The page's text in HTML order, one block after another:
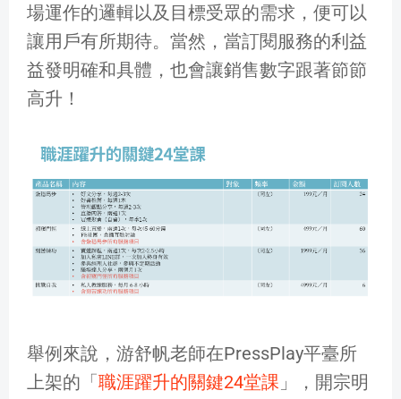
場運作的邏輯以及目標受眾的需求，便可以
讓用戶有所期待。當然，當訂閱服務的利益
益發明確和具體，也會讓銷售數字跟著節節
高升！
舉例來說，游舒帆老師在PressPlay平臺所
上架的「職涯躍升的關鍵24堂課 」，開宗明